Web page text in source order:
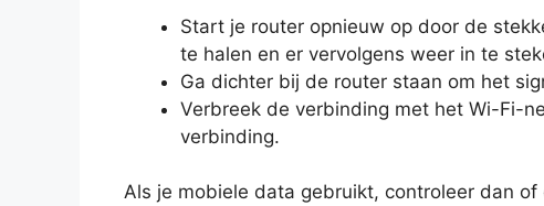
Start je router opnieuw op door de
te halen en er vervolgens weer in te
Ga dichter bij de router staan om het
Verbreek de verbinding met het Wi-Fi-
verbinding.
Als je mobiele data gebruikt, controleer dan